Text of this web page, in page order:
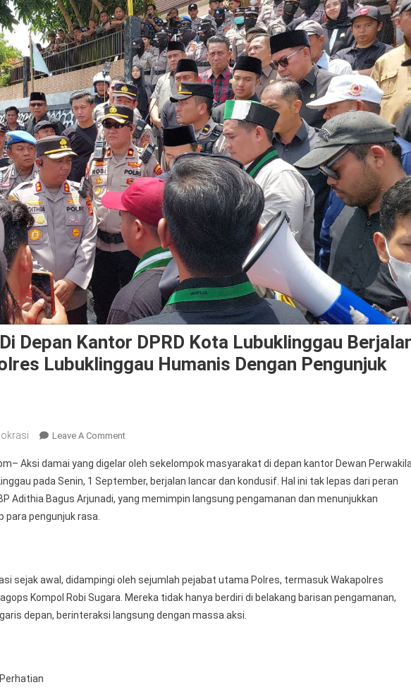
Depan Kantor DPRD Kota Lubuklinggau
Lubuklinggau Humanis Dengan Pengunjuk
Leave A CommentOn
Damai
Digelar
Di
Lubuklinggau
Berjalan
Dengan
Aksi damai yang digelar oleh sekelompok masyarakat di depan kantor Dewan
pada Senin, 1 September, berjalan lancar dan kondusif. Hal ini tak lepas dari peran
Adithia Bagus Arjunadi, yang memimpin langsung pengamanan dan menunjukkan
pengunjuk rasa.
sejak awal, didampingi oleh sejumlah pejabat utama Polres, termasuk Wakapolres
Kompol Robi Sugara. Mereka tidak hanya berdiri di belakang barisan pengamanan,
depan, berinteraksi langsung dengan massa aksi.